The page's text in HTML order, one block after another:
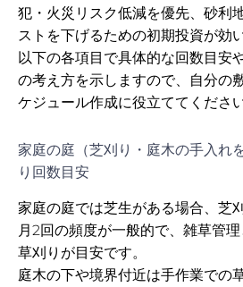
犯・火災リスク低減を優先、砂利
ストを下げるための初期投資が効
以下の各項目で具体的な回数目安
の考え方を示しますので、自分の
ケジュール作成に役立ててください
家庭の庭（芝刈り・庭木の手入れ
り回数目安
家庭の庭では芝生がある場合、芝
月2回の頻度が一般的で、雑草管
草刈りが目安です。
庭木の下や境界付近は手作業での